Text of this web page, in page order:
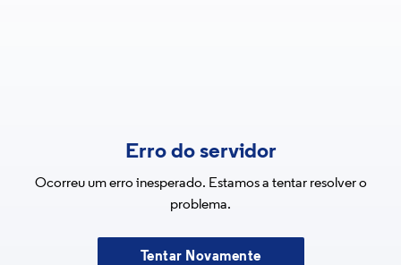
Erro do servidor
Ocorreu um erro inesperado. Estamos a tentar resolver o
problema.
Tentar Novamente